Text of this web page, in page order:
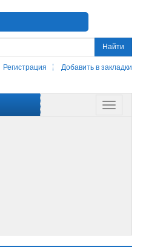
Найти
Регистрация Добавить в закладки